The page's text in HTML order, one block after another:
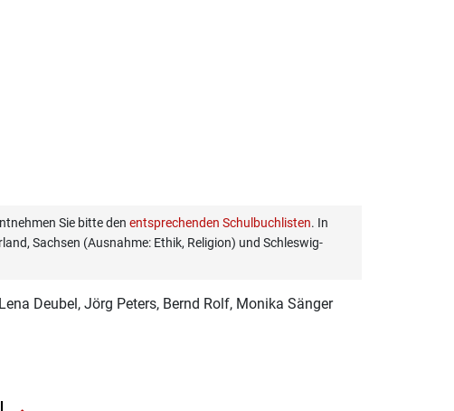
Sie bitte den entsprechenden Schulbuchlisten. In
Sachsen (Ausnahme: Ethik, Religion) und Schleswig-
Deubel, Jörg Peters, Bernd Rolf, Monika Sänger